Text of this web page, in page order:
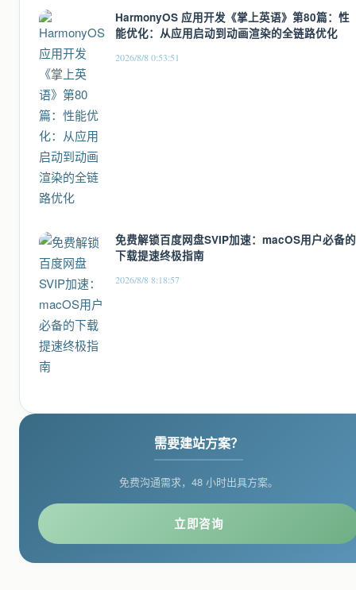
HarmonyOS 应用开发《掌上英语》第80篇：性
能优化：从应用启动到动画渲染的全链路优化
2026/8/8 0:53:51
免费解锁百度网盘SVIP加速：macOS用户必备的
下载提速终极指南
2026/8/8 8:18:57
需要建站方案？
免费沟通需求，48 小时出具方案。
立即咨询